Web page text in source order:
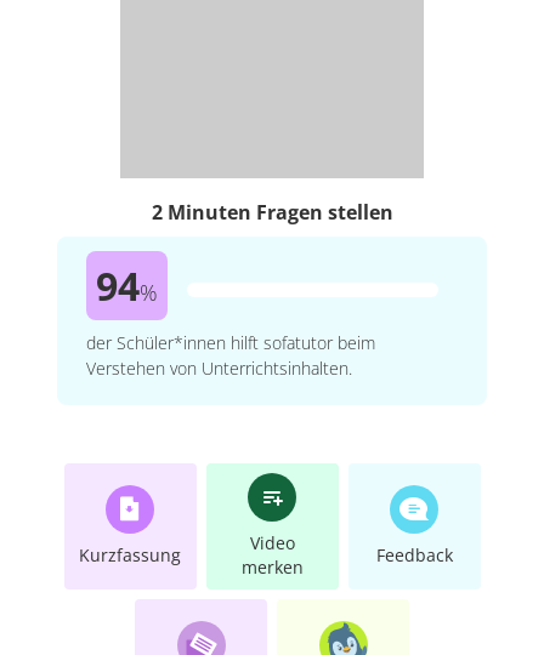
2 Minuten Fragen stellen
94%
der Schüler*innen hilft sofatutor beim
Verstehen von Unterrichtsinhalten.
Kurzfassung
Video
merken
Feedback